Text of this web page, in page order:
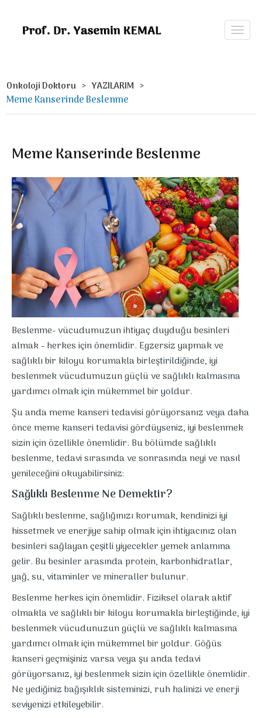
Onkoloji Doktoru YAZILARIM
Meme Kanserinde Beslenme
Meme Kanserinde Beslenme
Beslenme- vücudumuzun ihtiyaç duyduğu besinleri
almak - herkes için önemlidir. Egzersiz yapmak ve
sağlıklı bir kiloyu korumakla birleştirildiğinde, iyi
beslenmek vücudumuzun güçlü ve sağlıklı kalmasına
yardımcı olmak için mükemmel bir yoldur.
Şu anda meme kanseri tedavisi görüyorsanız veya daha
önce meme kanseri tedavisi gördüyseniz, iyi beslenmek
sizin için özellikle önemlidir. Bu bölümde sağlıklı
beslenme, tedavi sırasında ve sonrasında neyi ve nasıl
yenileceğini okuyabilirsiniz:
Sağlıklı Beslenme Ne Demektir?
Sağlıklı beslenme, sağlığınızı korumak, kendinizi iyi
hissetmek ve enerjiye sahip olmak için ihtiyacınız olan
besinleri sağlayan çeşitli yiyecekler yemek anlamına
gelir. Bu besinler arasında protein, karbonhidratlar,
yağ, su, vitaminler ve mineraller bulunur.
Beslenme herkes için önemlidir. Fiziksel olarak aktif
olmakla ve sağlıklı bir kiloyu korumakla birleştiğinde, iyi
beslenmek vücudunuzun güçlü ve sağlıklı kalmasına
yardımcı olmak için mükemmel bir yoldur. Göğüs
kanseri geçmişiniz varsa veya şu anda tedavi
görüyorsanız, iyi beslenmek sizin için özellikle önemlidir.
Ne yediğiniz bağışıklık sisteminizi, ruh halinizi ve enerji
seviyenizi etkileyebilir.